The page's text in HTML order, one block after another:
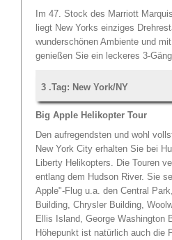
Im 47. Stock des Marriott
liegt New Yorks einziges
wunderschönen Ambiente und
genießen Sie ein leckeres 3-
3 .Tag: New York/NY
Big Apple Helikopter Tour
Den aufregendsten und wohl
New York City erhalten Sie bei
Liberty Helikopters. Die Touren
entlang dem Hudson River. Sie
Apple"-Flug u.a. den Central
Building, Chrysler Building,
Ellis Island, George Washington
Höhepunkt ist natürlich auch die